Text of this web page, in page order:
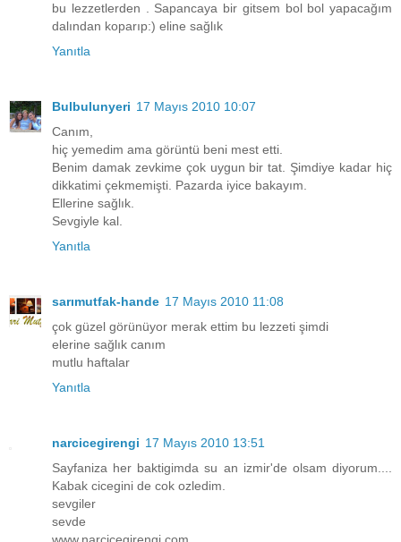
bu lezzetlerden . Sapancaya bir gitsem bol bol yapacağım
dalından koparıp:) eline sağlık
Yanıtla
Bulbulunyeri 17 Mayıs 2010 10:07
Canım,
hiç yemedim ama görüntü beni mest etti.
Benim damak zevkime çok uygun bir tat. Şimdiye kadar hiç
dikkatimi çekmemişti. Pazarda iyice bakayım.
Ellerine sağlık.
Sevgiyle kal.
Yanıtla
sarımutfak-hande 17 Mayıs 2010 11:08
çok güzel görünüyor merak ettim bu lezzeti şimdi
elerine sağlık canım
mutlu haftalar
Yanıtla
narcicegirengi 17 Mayıs 2010 13:51
Sayfaniza her baktigimda su an izmir'de olsam diyorum....
Kabak cicegini de cok ozledim.
sevgiler
sevde